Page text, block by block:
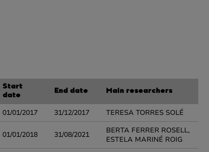
Start
date
End date Main researchers
01/01/2017 31/12/2017
TERESA TORRES SOLÉ
01/01/2018 31/08/2021
BERTA FERRER ROSELL,
ESTELA MARINÉ ROIG